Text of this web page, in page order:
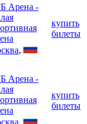
Арена -
,
купить
билеты
Арена -
купить
билеты